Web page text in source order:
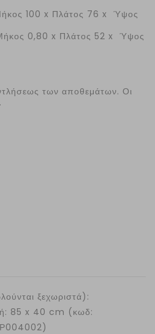
Μήκος 100 x Πλάτος 76 x Ύψος
Μήκος 0,80 x Πλάτος 52 x Ύψος
των αποθεμάτων. Οι
ξεχωριστά):
85 x 40 cm (κωδ: